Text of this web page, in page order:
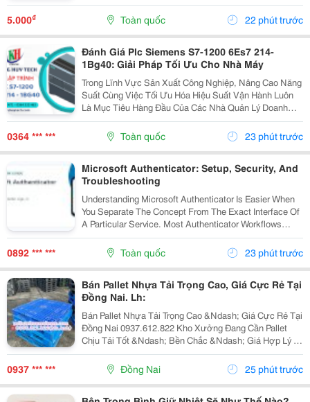
Thiết Kế Babydoll Đáng Yêu, Đầm Chữ A Thanh Lịch
Đến Kiểu Trễ Vai Quyến Rũ Hay Tay Phồng Điệu Đà,
5.000₫ Toàn quốc 22 phút trước
Đánh Giá Plc Siemens S7-1200 6Es7 214-
1Bg40: Giải Pháp Tối Ưu Cho Nhà Máy
Trong Lĩnh Vực Sản Xuất Công Nghiệp, Nâng Cao Năng
Suất Cùng Việc Tối Ưu Hóa Hiệu Suất Vận Hành Luôn
Là Mục Tiêu Hàng Đầu Của Các Nhà Quản Lý Doanh
Nghiệp. Để Hỗ Trợ Các Dây Chuyền Và Hệ Thống Tự
Động Hóa Làm Việc Chính Xác, Mượt Mà Hơn, Một
Thiết Bị...
0364 *** *** Toàn quốc 23 phút trước
Microsoft Authenticator: Setup, Security, And
Troubleshooting
Understanding Microsoft Authenticator Is Easier When
You Separate The Concept From The Exact Interface Of
A Particular Service. Most Authenticator Workflows
Connect An Account To An App, Device, Or Verification
Method And Then Request A Changing Code...
0892 *** *** Toàn quốc 23 phút trước
Bán Pallet Nhựa Tải Trọng Cao, Giá Cực Rẻ Tại
Đồng Nai. Lh:
Bán Pallet Nhựa Tải Trọng Cao &Ndash; Giá Cực Rẻ Tại
Đồng Nai 0937.612.822 Kho Xưởng Đang Cần Pallet
Chịu Tải Tốt &Ndash; Bền Chắc &Ndash; Giá Hợp Lý ?
Có Ngay Đây Ạ! Pallet Nhựa Tải Trọng Cao &Ndash;
Chuyên Dùng: ✅ Kê Hàng Hóa, Máy Móc, Nguyên...
0937 *** *** Đồng Nai 25 phút trước